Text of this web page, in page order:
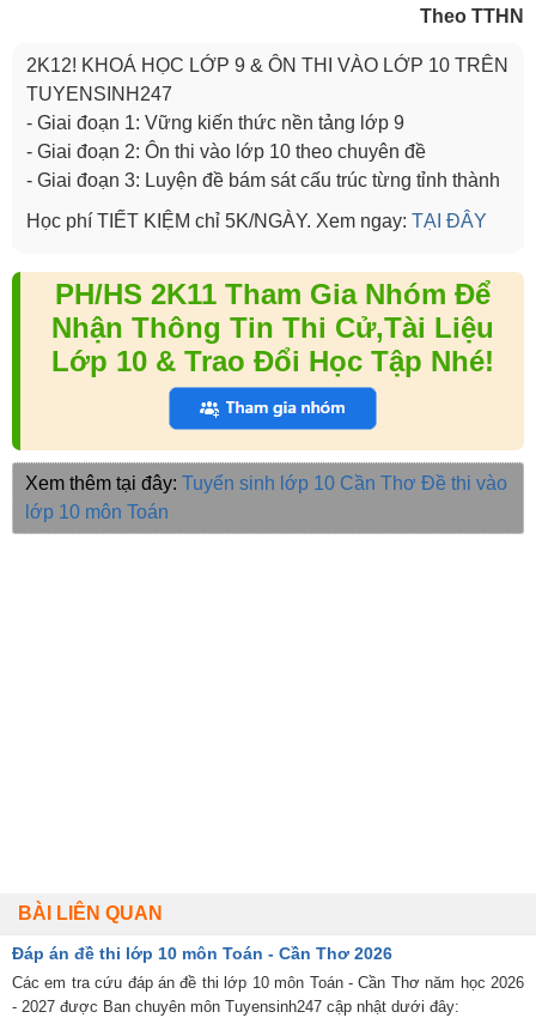
Theo TTHN
2K12! KHOÁ HỌC LỚP 9 & ÔN THI VÀO LỚP 10 TRÊN
TUYENSINH247
- Giai đoạn 1: Vững kiến thức nền tảng lớp 9
- Giai đoạn 2: Ôn thi vào lớp 10 theo chuyên đề
- Giai đoạn 3: Luyện đề bám sát cấu trúc từng tỉnh thành
Học phí TIẾT KIỆM chỉ 5K/NGÀY. Xem ngay: TẠI ĐÂY
PH/HS 2K11 Tham Gia Nhóm Để
Nhận Thông Tin Thi Cử,Tài Liệu
Lớp 10 & Trao Đổi Học Tập Nhé!
Xem thêm tại đây: Tuyển sinh lớp 10 Cần Thơ Đề thi vào
lớp 10 môn Toán
BÀI LIÊN QUAN
Đáp án đề thi lớp 10 môn Toán - Cần Thơ 2026
Các em tra cứu đáp án đề thi lớp 10 môn Toán - Cần Thơ năm học 2026
- 2027 được Ban chuyên môn Tuyensinh247 cập nhật dưới đây: